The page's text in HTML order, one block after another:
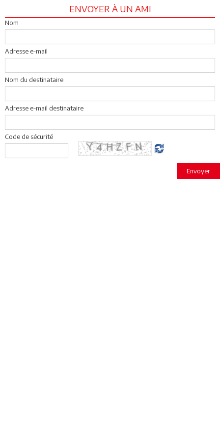
ENVOYER À UN AMI
Nom
Adresse e-mail
Nom du destinataire
Adresse e-mail destinataire
Code de sécurité
Envoyer